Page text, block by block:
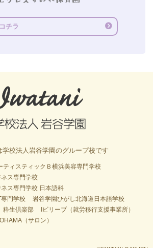
チラ
学校法人岩谷学園のグループ校です
ティスティックＢ横浜美容専門学校
ス専門学校
ス専門学校 日本語科
門学校
岩谷学園ひがし北海道日本語学校
粋生倶楽部
Iビリーブ（就労移行支援事業所）
（サロン）